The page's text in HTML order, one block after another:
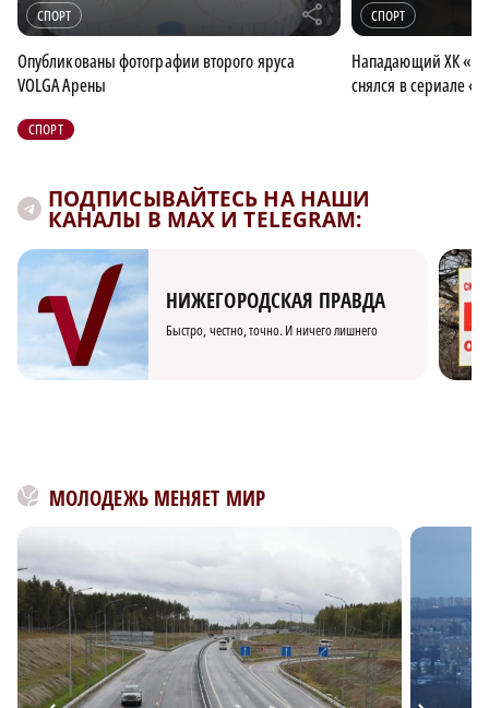
СПОРТ r
Опубликованы фотографии второго яруса
VOLGA Арены
СПОРТ
Нападающий ХК
снялся в сериале
СПОРТ
ПОДПИСЫВАЙТЕСЬ НА НАШИ
КАНАЛЫ В MAX И TELEGRAM:
НИЖЕГОРОДСКАЯ ПРАВДА
Быстро, честно, точно. И ничего лишнего
МОЛОДЕЖЬ МЕНЯЕТ МИР